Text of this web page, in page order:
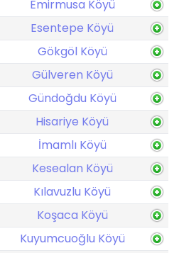
Emirmusa Köyü
Esentepe Köyü
Gökgöl Köyü
Gülveren Köyü
Gündoğdu Köyü
Hisariye Köyü
İmamlı Köyü
Kesealan Köyü
Kılavuzlu Köyü
Koşaca Köyü
Kuyumcuoğlu Köyü